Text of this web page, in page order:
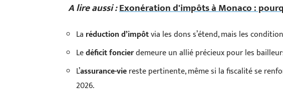
A lire aussi :Exonération d'impôts à Monaco :
La réduction d’impôtvia les dons s’étend, mais les
Ledéficit foncierdemeure un allié précieux pour les
L’assurance-viereste pertinente, même si la fiscalité se
2026.